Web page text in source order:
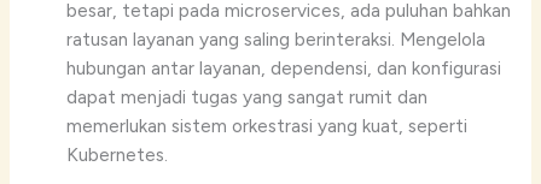
besar, tetapi pada microservices, ada puluhan bahkan
ratusan layanan yang saling berinteraksi. Mengelola
hubungan antar layanan, dependensi, dan konfigurasi
dapat menjadi tugas yang sangat rumit dan
memerlukan sistem orkestrasi yang kuat, seperti
Kubernetes.